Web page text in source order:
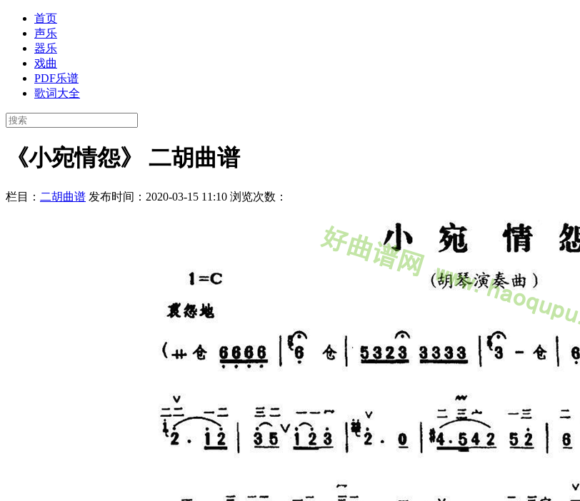
首页
声乐
器乐
戏曲
PDF乐谱
歌词大全
《小宛情怨》 二胡曲谱
栏目： 二胡曲谱 发布时间：2020-03-15 11:10 浏览次数：